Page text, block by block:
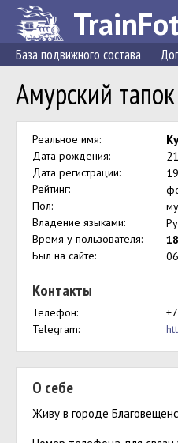
База подвижного состава
Амурский тапок
Реальное имя:
Дата рождения:
Дата регистрации:
Рейтинг:
Пол:
Владение языками:
Время у пользователя:
Был на сайте:
Контакты
Телефон:
Telegram:
О себе
Живу в городе